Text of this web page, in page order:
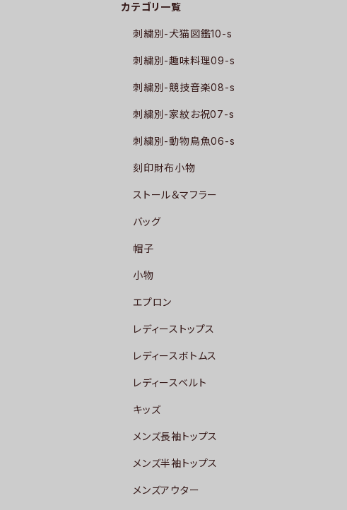
カテゴリ一覧
刺繍別-犬猫図鑑10-s
刺繍別-趣味料理09-s
刺繍別-競技音楽08-s
刺繍別-家紋お祝07-s
刺繍別-動物鳥魚06-s
刻印財布小物
ストール＆マフラー
バッグ
帽子
小物
エプロン
レディーストップス
レディースボトムス
レディースベルト
キッズ
メンズ長袖トップス
メンズ半袖トップス
メンズアウター